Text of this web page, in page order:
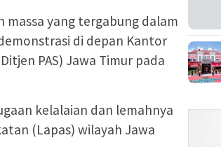
yang tergabung dalam
di depan Kantor
PAS) Jawa Timur pada
kelalaian dan lemahnya
(Lapas) wilayah Jawa